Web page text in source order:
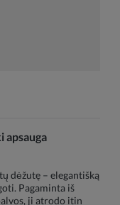
apsauga
dėžutę – elegantišką
Pagaminta iš
ji atrodo itin